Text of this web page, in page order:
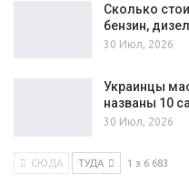
Сколько
бензин,
30 Июл, 2026
Украинцы
названы 10
30 Июл, 2026
СЮДА ТУДА 1 з 6 683